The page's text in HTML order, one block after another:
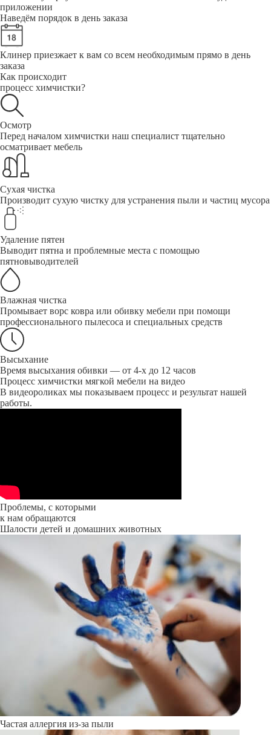
приложении
Наведём порядок в день заказа
Клинер приезжает к вам со всем необходимым прямо в день
заказа
Как происходит
процесс химчистки?
Осмотр
Перед началом химчистки наш специалист тщательно
осматривает мебель
Сухая чистка
Производит сухую чистку для устранения пыли и частиц мусора
Удаление пятен
Выводит пятна и проблемные места с помощью
пятновыводителей
Влажная чистка
Промывает ворс ковра или обивку мебели при помощи
профессионального пылесоса и специальных средств
Высыхание
Время высыхания обивки — от 4-х до 12 часов
Процесс химчистки мягкой мебели на видео
В видеороликах мы показываем процесс и результат нашей
работы.
Проблемы, с которыми
к нам обращаются
Шалости детей и домашних животных
Частая аллергия из-за пыли